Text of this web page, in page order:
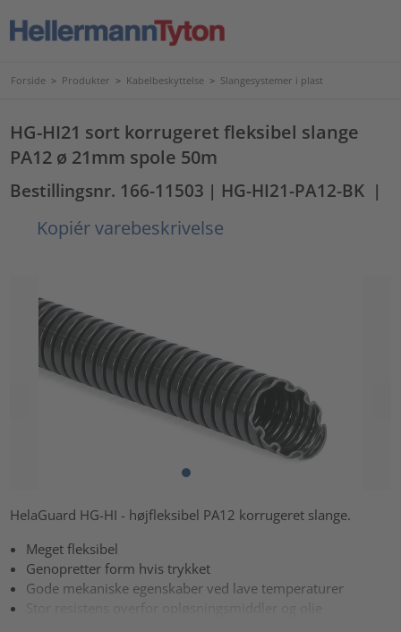
Forside > Produkter > Kabelbeskyttelse > Slangesystemer i plast
HG-HI21 sort korrugeret fleksibel slange
PA12 ø 21mm spole 50m
Bestillingsnr. 166-11503 | HG-HI21-PA12-BK |
Kopiér varebeskrivelse
HelaGuard HG-HI - højfleksibel PA12 korrugeret slange.
Meget fleksibel
Genopretter form hvis trykket
Gode mekaniske egenskaber ved lave temperaturer
Stor resistens overfor opløsningsmiddler og olie